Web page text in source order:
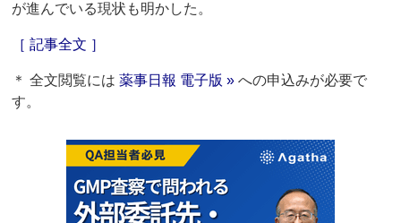
が進んでいる現状も明かした。
［ 記事全文 ］
＊ 全文閲覧には薬事日報 電子版 » への申込みが必要で
す。